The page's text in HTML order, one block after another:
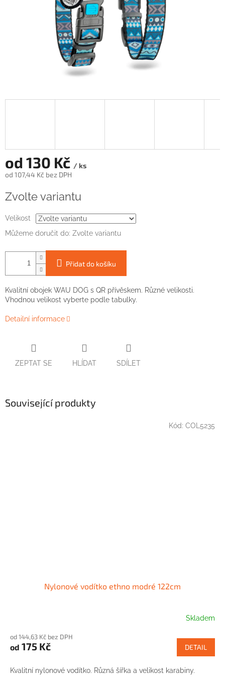
od 130 Kč / ks
od 107,44 Kč bez DPH
cena:
Zvolte variantu
Velikost
Můžeme doručit do: Zvolte variantu
Přidat do košíku
Kvalitní obojek WAU DOG s QR přívěskem. Různé velikosti.
Vhodnou velikost vyberte podle tabulky.
Detailní informace
ZEPTAT SE HLÍDAT SDÍLET
Související produkty
Nylonové vodítko ethno modré 122cm
Skladem
od 144,63 Kč bez DPH
od 175 Kč DETAIL
Kvalitní nylonové vodítko. Různá šířka a velikost karabiny.
Kód: COL5235